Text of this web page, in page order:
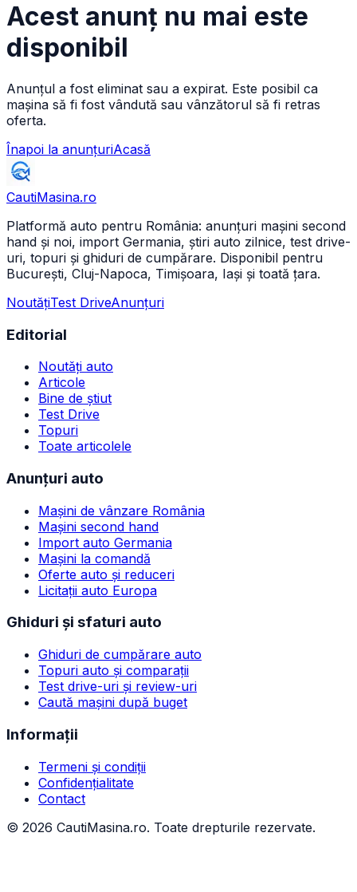
Acest anunț nu mai este
disponibil
Anunțul a fost eliminat sau a expirat. Este posibil ca
mașina să fi fost vândută sau vânzătorul să fi retras
oferta.
Înapoi la anunțuriAcasă
CautiMasina.ro
Platformă auto pentru România: anunțuri mașini second
hand și noi, import Germania, știri auto zilnice, test drive-
uri, topuri și ghiduri de cumpărare. Disponibil pentru
București, Cluj-Napoca, Timișoara, Iași și toată țara.
NoutățiTest DriveAnunțuri
Editorial
Noutăți auto
Articole
Bine de știut
Test Drive
Topuri
Toate articolele
Anunțuri auto
Mașini de vânzare România
Mașini second hand
Import auto Germania
Mașini la comandă
Oferte auto și reduceri
Licitații auto Europa
Ghiduri și sfaturi auto
Ghiduri de cumpărare auto
Topuri auto și comparații
Test drive-uri și review-uri
Caută mașini după buget
Informații
Termeni și condiții
Confidențialitate
Contact
© 2026 CautiMasina.ro. Toate drepturile rezervate.